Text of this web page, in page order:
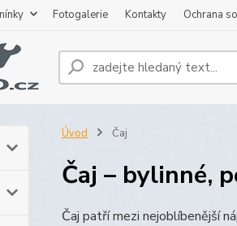
Fotogalerie Kontakty Ochrana
Úvod Čaj
Čaj – bylinné,
Čaj patří mezi nejoblíbenější